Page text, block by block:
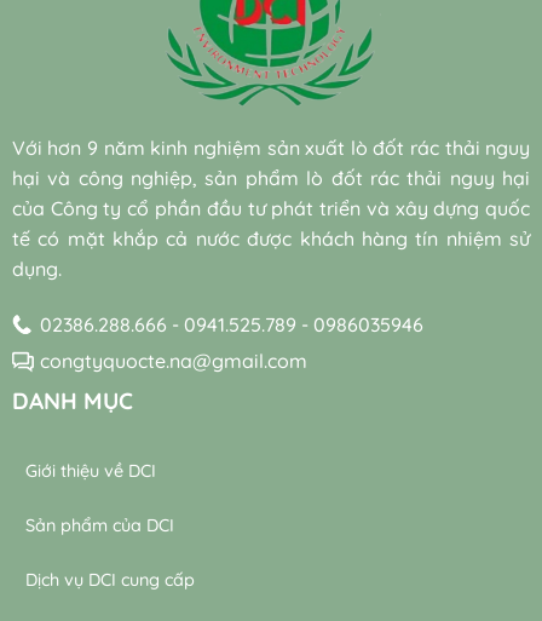
Với hơn 9 năm kinh nghiệm sản xuất lò đốt rác thải nguy
hại và công nghiệp, sản phẩm lò đốt rác thải nguy hại
của Công ty cổ phần đầu tư phát triển và xây dựng quốc
tế có mặt khắp cả nước được khách hàng tín nhiệm sử
dụng.
02386.288.666 - 0941.525.789 - 0986035946
congtyquocte.na@gmail.com
DANH MỤC
Giới thiệu về DCI
Sản phẩm của DCI
Dịch vụ DCI cung cấp